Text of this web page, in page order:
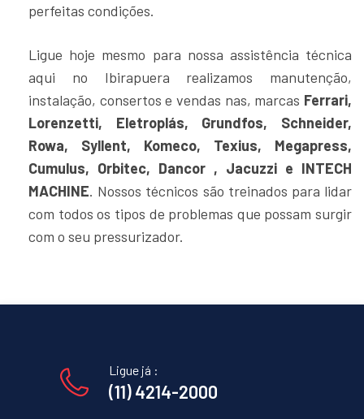
perfeitas condições.
Ligue hoje mesmo para nossa assistência técnica
aqui no Ibirapuera realizamos manutenção,
instalação, consertos e vendas nas, marcas Ferrari,
Lorenzetti, Eletroplás, Grundfos, Schneider,
Rowa, Syllent, Komeco, Texius, Megapress,
Cumulus, Orbitec, Dancor , Jacuzzi e INTECH
MACHINE. Nossos técnicos são treinados para lidar
com todos os tipos de problemas que possam surgir
com o seu pressurizador.
Ligue já :
(11) 4214-2000